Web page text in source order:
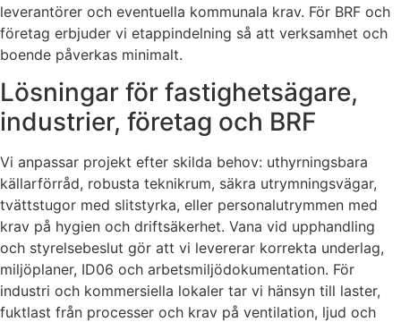
leverantörer och eventuella kommunala krav. För BRF och
företag erbjuder vi etappindelning så att verksamhet och
boende påverkas minimalt.
Lösningar för fastighetsägare,
industrier, företag och BRF
Vi anpassar projekt efter skilda behov: uthyrningsbara
källarförråd, robusta teknikrum, säkra utrymningsvägar,
tvättstugor med slitstyrka, eller personalutrymmen med
krav på hygien och driftsäkerhet. Vana vid upphandling
och styrelsebeslut gör att vi levererar korrekta underlag,
miljöplaner, ID06 och arbetsmiljödokumentation. För
industri och kommersiella lokaler tar vi hänsyn till laster,
fuktlast från processer och krav på ventilation, ljud och